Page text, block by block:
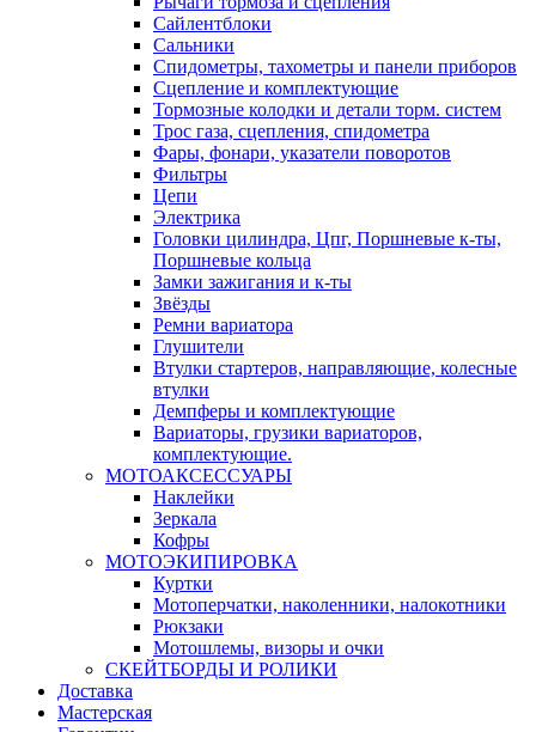
Сайлентблоки
Сальники
Спидометры, тахометры и панели приборов
Сцепление и комплектующие
Тормозные колодки и детали торм. систем
Трос газа, сцепления, спидометра
Фары, фонари, указатели поворотов
Фильтры
Цепи
Электрика
Головки цилиндра, Цпг, Поршневые к-ты,
Поршневые кольца
Замки зажигания и к-ты
Звёзды
Ремни вариатора
Глушители
Втулки стартеров, направляющие, колесные
втулки
Демпферы и комплектующие
Вариаторы, грузики вариаторов,
комплектующие.
МОТОАКСЕССУАРЫ
Наклейки
Зеркала
Кофры
МОТОЭКИПИРОВКА
Куртки
Мотоперчатки, наколенники, налокотники
Рюкзаки
Мотошлемы, визоры и очки
СКЕЙТБОРДЫ И РОЛИКИ
Доставка
Мастерская